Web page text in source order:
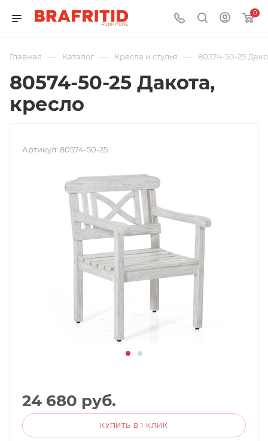
0
Главная — Каталог — Кресла и стулья — 80574-50-25
80574-50-25 Дакота,
кресло
Артикул: 80574-50-25
24 680 руб.
КУПИТЬ В 1 КЛИК